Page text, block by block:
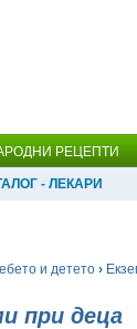
РЕЦЕПТИ
- ЛЕКАРИ
и детето ›
при деца